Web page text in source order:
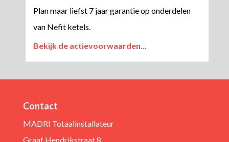
Plan maar liefst 7 jaar garantie op onderdelen
van Nefit ketels.
Bekijk de actievoorwaarden...
Contact
MADRI Totaalinstallateur
Graaf Hendrikstraat 8